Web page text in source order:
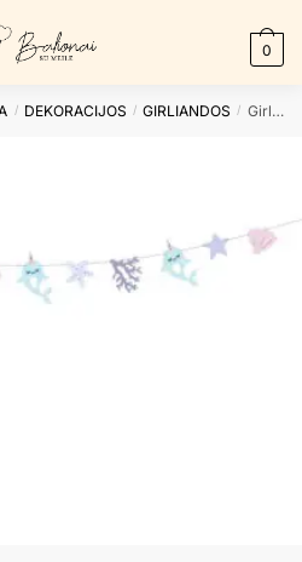
0
/ DEKORACIJOS / GIRLIANDOS / Girlianda NARWAL